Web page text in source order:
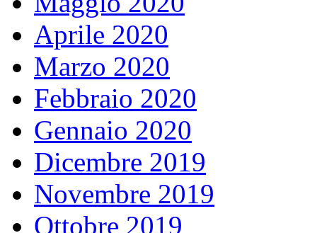
Aprile 2020
Marzo 2020
Febbraio 2020
Gennaio 2020
Dicembre 2019
Novembre 2019
Ottobre 2019